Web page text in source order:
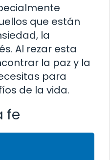
que están
la
Al rezar esta
la paz y la
para
de la vida.
fe